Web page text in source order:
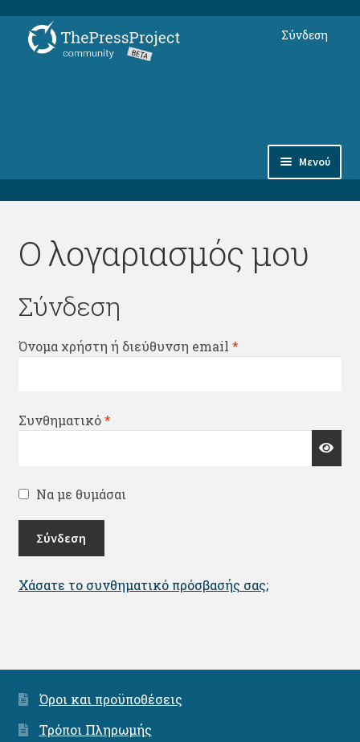
Απευθείας
μετάβαση
Μετάβαση
σε
Μενού
Συνδρομές
Αντικείμενα
Σύνδεση
Ο λογαριασμός μου
Σύνδεση
Όνομα χρήστη ή διεύθυνση email *Απαιτείται
Συνθηματικό*Απαιτείται
Να με θυμάσαι
Σύνδεση
Χάσατε το συνθηματικό πρόσβασής σας;
Όροι και προϋποθέσεις
Τρόποι Πληρωμής